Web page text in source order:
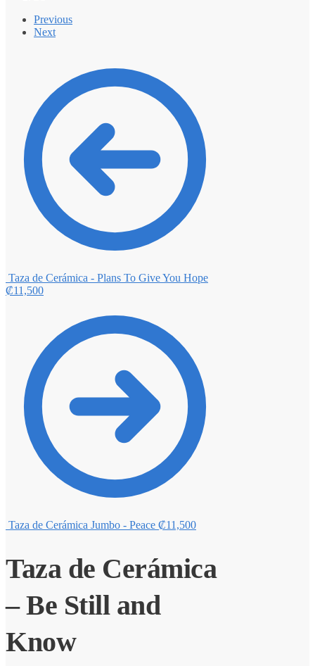
Previous
Next
Taza de Cerámica - Plans To Give You Hope
₡11,500
Taza de Cerámica Jumbo - Peace ₡11,500
Taza de Cerámica
– Be Still and
Know